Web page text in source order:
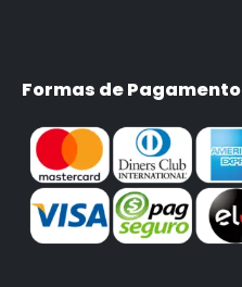
Formas de Pagamento